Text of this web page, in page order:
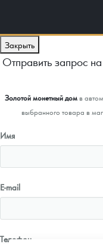
Закрыть
Отправить запрос
Золотой монетный домв
выбранного товара в
Имя
E-mail
Телефон